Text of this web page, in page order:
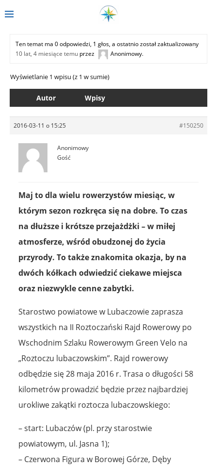
Ten temat ma 0 odpowiedzi, 1 głos, a ostatnio został zaktualizowany
10 lat, 4 miesiące temu przez Anonimowy.
Wyświetlanie 1 wpisu (z 1 w sumie)
Autor Wpisy
2016-03-11 o 15:25 #150250
Anonimowy
Gość
Maj to dla wielu rowerzystów miesiąc, w
którym sezon rozkręca się na dobre. To czas
na dłuższe i krótsze przejażdżki – w miłej
atmosferze, wśród obudzonej do życia
przyrody. To także znakomita okazja, by na
dwóch kółkach odwiedzić ciekawe miejsca
oraz niezwykle cenne zabytki.
Starostwo powiatowe w Lubaczowie zaprasza
wszystkich na II Roztoczański Rajd Rowerowy po
Wschodnim Szlaku Rowerowym Green Velo na
„Roztoczu lubaczowskim”. Rajd rowerowy
odbędzie się 28 maja 2016 r. Trasa o długości 58
kilometrów prowadzić będzie przez najbardziej
urokliwe zakątki roztocza lubaczowskiego:
– start: Lubaczów (pl. przy starostwie
powiatowym, ul. Jasna 1);
– Czerwona Figura w Borowej Górze, Dęby